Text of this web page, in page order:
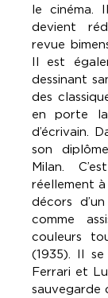
le cinéma.
devient
revue
Il est
dessinant
des
en porte
d’écrivain.
son
Milan.
réellement à
décors
comme
couleurs
(1935). Il
Ferrari et
sauvegarde